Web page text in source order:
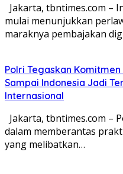
Jakarta, tbntimes.com –
mulai menunjukkan
maraknya pembajakan
Polri Tegaskan
Sampai Indonesia Jadi
Internasional
Jakarta, tbntimes.com –
dalam memberantas
yang melibatkan…